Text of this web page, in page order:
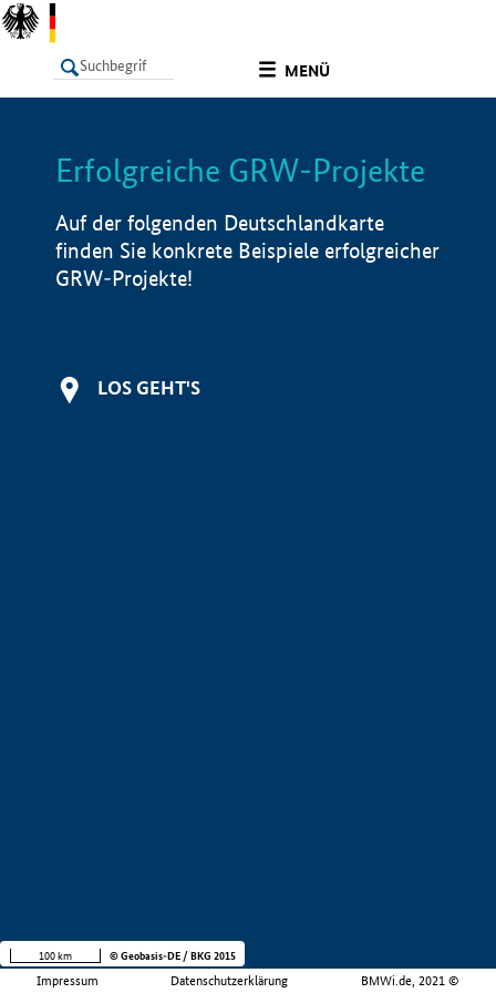
MENÜ
LISTE Info
Erfolgreiche GRW-Projekte
Auf der folgenden Deutschlandkarte
finden Sie konkrete Beispiele erfolgreicher
GRW-Projekte!
LOS GEHT'S
Impressum Datenschutzerklärung BMWi.de, 2021 ©
100 km © Geobasis-DE / BKG 2015